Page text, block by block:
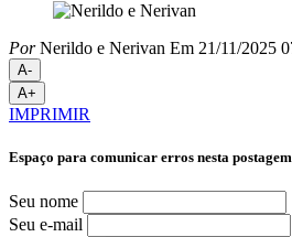
PorNerildo e Nerivan Em 21/11/2025
A-
A+
IMPRIMIR
Espaço para comunicar erros nesta postagem
Seu nome
Seu e-mail